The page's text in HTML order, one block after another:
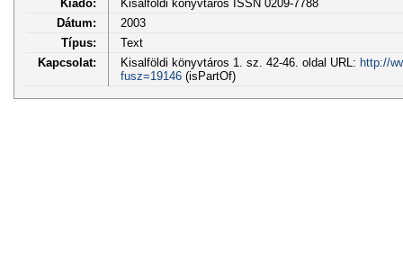
Kiadó:
Kisalföldi könyvtáros ISSN 0209-7788
Dátum:
2003
Típus:
Text
Kapcsolat:
Kisalföldi könyvtáros 1. sz. 42-46. oldal URL: http://
fusz=19146(isPartOf)